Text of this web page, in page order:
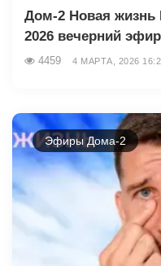
Дом-2 Новая жизнь
2026 вечерний эфир
4459 4 МАРТА, 2026
Эфиры Дома-2